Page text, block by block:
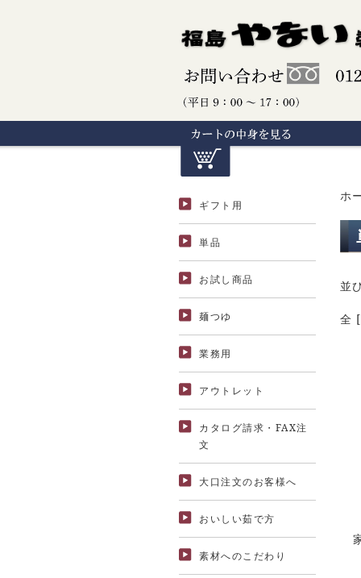
ギフト用
単品
お試し商品
麺つゆ
業務用
アウトレット
カタログ請求・FAX注
文
大口注文のお客様へ
おいしい茹で方
素材へのこだわり
ホ
並
全 [